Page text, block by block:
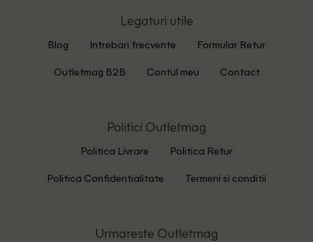
Legaturi utile
Blog Intrebari frecvente Formular Retur
Outletmag B2B Contul meu Contact
Politici Outletmag
Politica Livrare Politica Retur
Politica Confidentialitate Termeni si conditii
Urmareste Outletmag